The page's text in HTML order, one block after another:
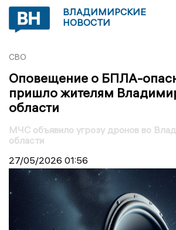
ВЛАДИМИРСКИЕ
НОВОСТИ
СВО
Оповещение о БПЛА-
пришло жителям
области
МЧС объявило угрозу дронов во
области
27/05/2026 01:56